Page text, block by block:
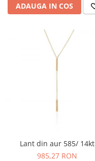
ADAUGA IN COS
Lant din aur 585/ 14kt
985,27 RON